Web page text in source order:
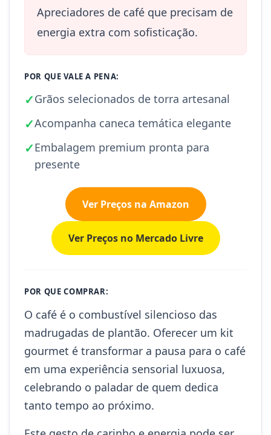
Apreciadores de café que precisam de
energia extra com sofisticação.
POR QUE VALE A PENA:
✓Grãos selecionados de torra artesanal
✓Acompanha caneca temática elegante
✓Embalagem premium pronta para
presente
Ver Preços na Amazon
Ver Preços no Mercado Livre
POR QUE COMPRAR:
O café é o combustível silencioso das
madrugadas de plantão. Oferecer um kit
gourmet é transformar a pausa para o café
em uma experiência sensorial luxuosa,
celebrando o paladar de quem dedica
tanto tempo ao próximo.